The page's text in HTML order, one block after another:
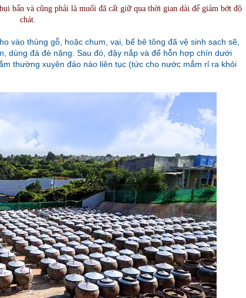
bẩn và cũng phải là muối đã cất giữ qua thời gian dài để giảm bớt độ
chát.
vào thùng gỗ, hoặc chum, vại, bể bê tông đã vệ sinh sạch sẽ,
dùng đá đè nặng. Sau đó, đậy nắp và để hỗn hợp chín dưới
thường xuyên đảo náo liên tục (tức cho nước mắm rỉ ra khỏi